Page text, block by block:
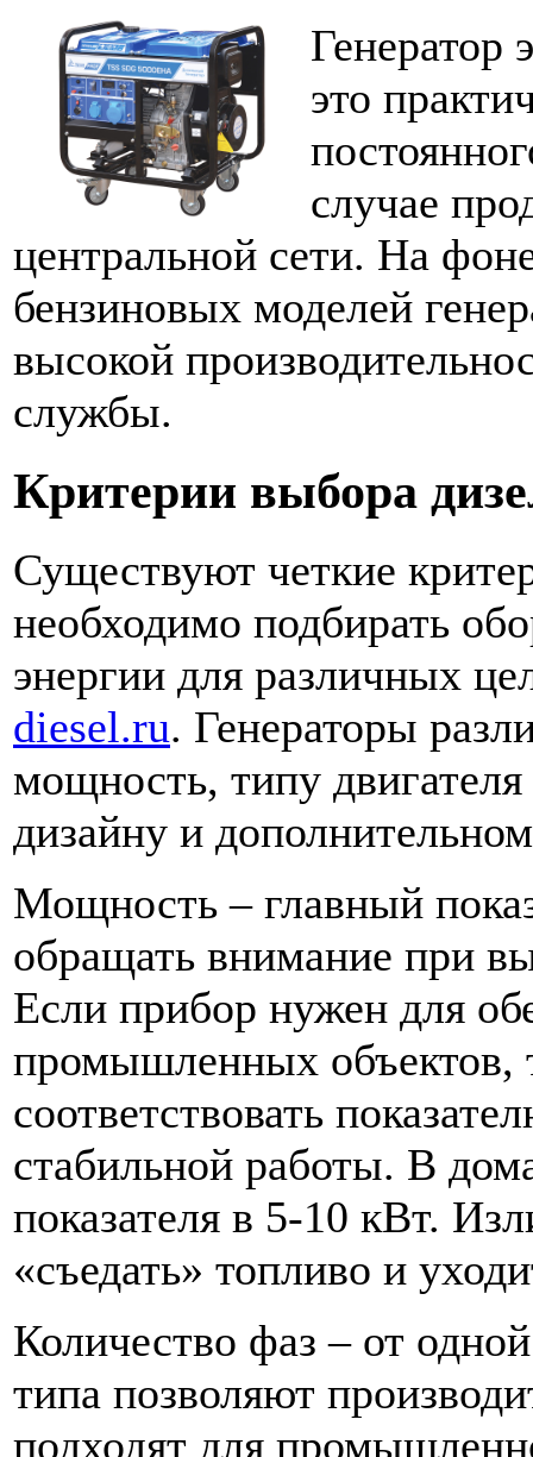
Генератор
это
случае
центральной сети. На
бензиновых моделей
высокой
службы.
Критерии выбора
Существуют четкие
необходимо подбирать
энергии для различных
diesel.ru. Генераторы
мощность, типу двигателя
дизайну и
Мощность – главный
обращать внимание при
Если прибор нужен для
промышленных объектов,
соответствовать
стабильной работы. В
показателя в 5-10 кВт.
«съедать» топливо и
Количество фаз – от
типа позволяют
подходят для